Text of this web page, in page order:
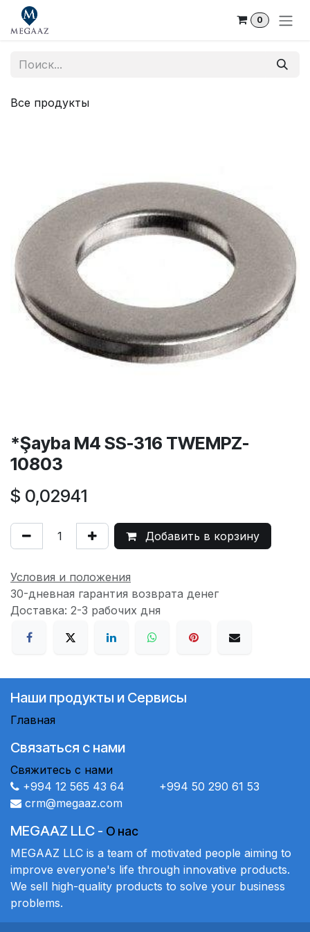
Skip to Content
0
Все продукты
*Şayba M4 SS-316 TWEMPZ-
10803
$ 0,02941
Добавить в корзину
Условия и положения
30-дневная гарантия возврата денег
Доставка: 2-3 рабочих дня
Наши продукты и Сервисы
Главная
Связаться с нами
Свяжитесь с нами
+994 12 565 43 64 +994 50 290 61 53
crm@megaaz.com
MEGAAZ LLC - О нас
MEGAAZ LLC is a team of motivated people aiming to
improve everyone's life through innovative products.
We sell high-quality products to solve your business
problems.